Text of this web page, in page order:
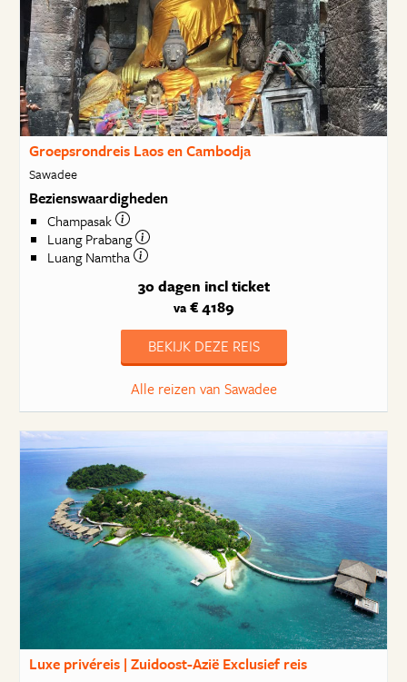
Groepsrondreis Laos en Cambodja
Sawadee
Bezienswaardigheden
Champasak
Luang Prabang
Luang Namtha
30 dagen incl ticket
va€ 4189
BEKIJK DEZE REIS
Alle reizen van Sawadee
Luxe privéreis | Zuidoost-Azië Exclusief reis